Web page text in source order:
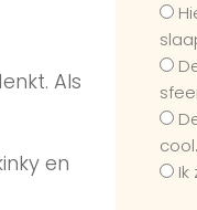
Als
en
cool.
Ik